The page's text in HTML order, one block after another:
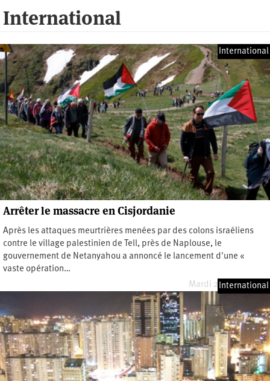
International
International
Arrêter le massacre en Cisjordanie
Après les attaques meurtrières menées par des colons israéliens
contre le village palestinien de Tell, près de Naplouse, le
gouvernement de Netanyahou a annoncé le lancement d'une «
vaste opération…
Mardi 28 juillet 2026
International